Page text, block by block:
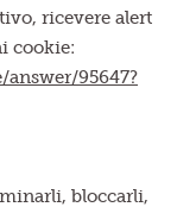
ricevere alert
cookie:
95647?
bloccarli,